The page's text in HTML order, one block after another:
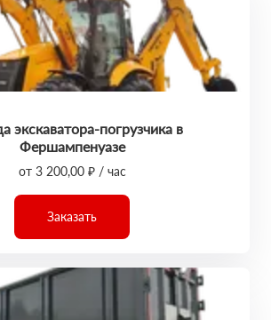
экскаватора-погрузчика в
Фершампенуазе
от 3 200,00 ₽ / час
Заказать